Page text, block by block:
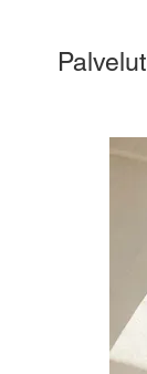
Palvelut